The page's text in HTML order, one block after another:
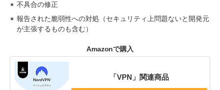
不具合の修正
報告された脆弱性への対処（セキュリティ上問題ないと開発元
が主張するものも含む）
Amazonで購入
「VPN」関連商品